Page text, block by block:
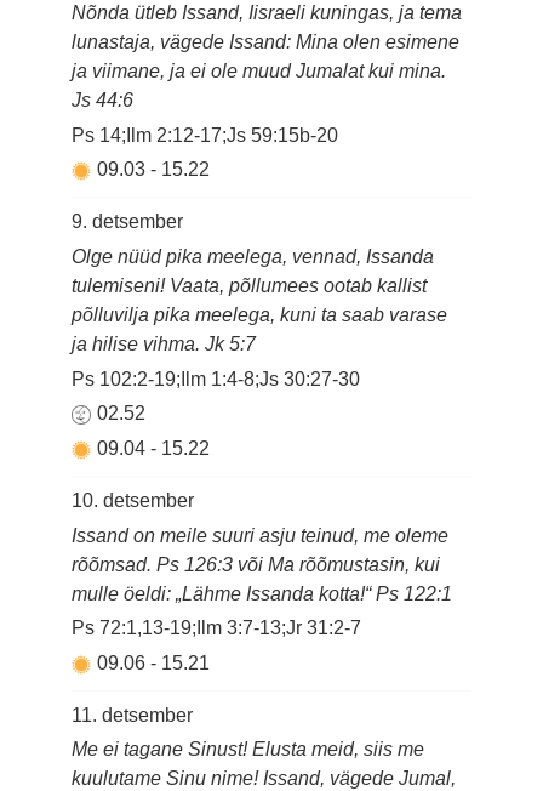
Nõnda ütleb Issand, Iisraeli kuningas, ja tema
lunastaja, vägede Issand: Mina olen esimene
ja viimane, ja ei ole muud Jumalat kui mina.
Js 44:6
Ps 14;Ilm 2:12-17;Js 59:15b-20
09.03- 15.22
9. detsember
Olge nüüd pika meelega, vennad, Issanda
tulemiseni! Vaata, põllumees ootab kallist
põlluvilja pika meelega, kuni ta saab varase
ja hilise vihma. Jk 5:7
Ps 102:2-19;Ilm 1:4-8;Js 30:27-30
02.52
09.04- 15.22
10. detsember
Issand on meile suuri asju teinud, me oleme
rõõmsad. Ps 126:3 või Ma rõõmustasin, kui
mulle öeldi: „Lähme Issanda kotta!“ Ps 122:1
Ps 72:1,13-19;Ilm 3:7-13;Jr 31:2-7
09.06- 15.21
11. detsember
Me ei tagane Sinust! Elusta meid, siis me
kuulutame Sinu nime! Issand, vägede Jumal,